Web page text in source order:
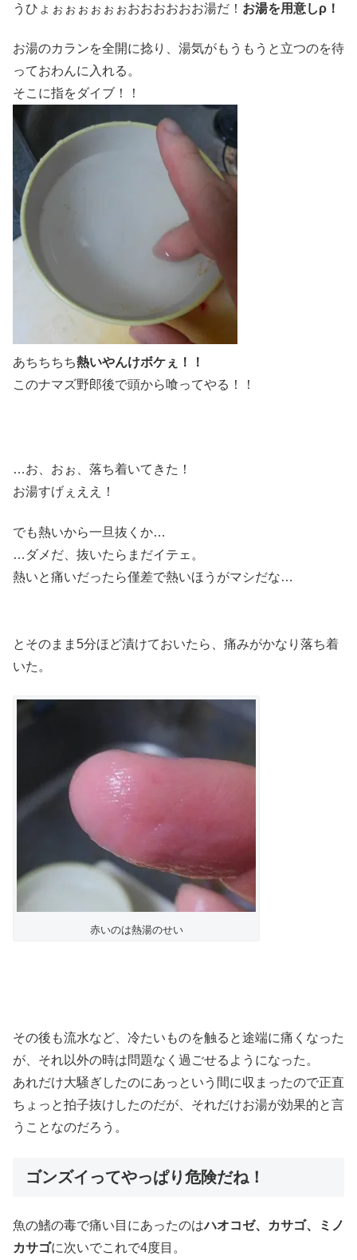
うひょぉぉぉぉぉぉおおおおおお湯だ！ お湯を用意しρ！
お湯のカランを全開に捻り、湯気がもうもうと立つのを待
っておわんに入れる。
そこに指をダイブ！！
あちちちち熱いやんけボケぇ！！
このナマズ野郎後で頭から喰ってやる！！
…お、おぉ、落ち着いてきた！
お湯すげぇええ！
でも熱いから一旦抜くか…
…ダメだ、抜いたらまだイテェ。
熱いと痛いだったら僅差で熱いほうがマシだな…
とそのまま5分ほど漬けておいたら、痛みがかなり落ち着
いた。
赤いのは熱湯のせい
その後も流水など、冷たいものを触ると途端に痛くなった
が、それ以外の時は問題なく過ごせるようになった。
あれだけ大騒ぎしたのにあっという間に収まったので正直
ちょっと拍子抜けしたのだが、それだけお湯が効果的と言
うことなのだろう。
ゴンズイってやっぱり危険だね！
魚の鰭の毒で痛い目にあったのはハオコゼ、カサゴ、ミノ
カサゴに次いでこれで4度目。